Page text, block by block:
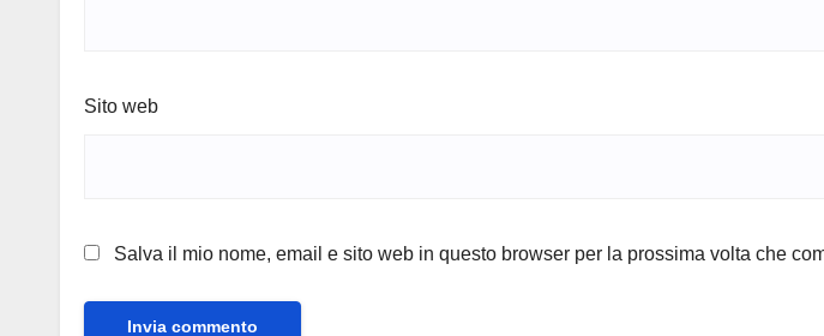
Sito web
Salva il mio nome, email e sito web in questo browser per la prossima volta che